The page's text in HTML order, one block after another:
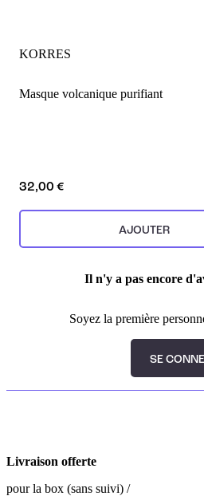
KORRES
Masque volcanique purifiant
32,00 €
AJOUTER
Il n'y a pas encore
Soyez la première
SE
Livraison offerte
pour la box (sans suivi) /